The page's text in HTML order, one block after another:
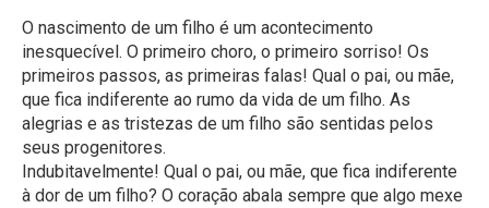
O nascimento de um filho é um acontecimento
inesquecível. O primeiro choro, o primeiro sorriso! Os
primeiros passos, as primeiras falas! Qual o pai, ou mãe,
que fica indiferente ao rumo da vida de um filho. As
alegrias e as tristezas de um filho são sentidas pelos
seus progenitores.
Indubitavelmente! Qual o pai, ou mãe, que fica indiferente
à dor de um filho? O coração abala sempre que algo mexe